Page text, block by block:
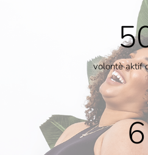
volontè aktif
6